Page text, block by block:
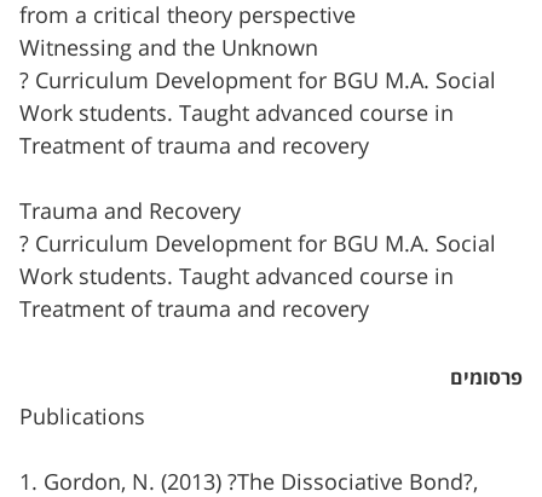
from a critical theory perspective
Witnessing and the Unknown
? Curriculum Development for BGU M.A. Social
Work students. Taught advanced course in
Treatment of trauma and recovery
Trauma and Recovery
? Curriculum Development for BGU M.A. Social
Work students. Taught advanced course in
Treatment of trauma and recovery
פרסומים
Publications
1. Gordon, N. (2013) ?The Dissociative Bond?,